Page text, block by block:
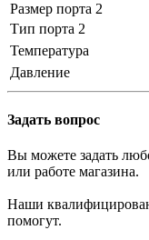
Размер порта 2
Тип порта 2
Температура
Давление
Задать вопрос
Вы можете задать
или работе магазина.
Наши
помогут.